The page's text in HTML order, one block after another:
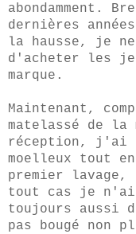
abondamment.
dernières
la hausse, je
d'acheter les
marque.
Maintenant,
matelassé de
réception, j'ai
moelleux tout
premier
tout cas je n'ai
toujours aussi
pas bougé non